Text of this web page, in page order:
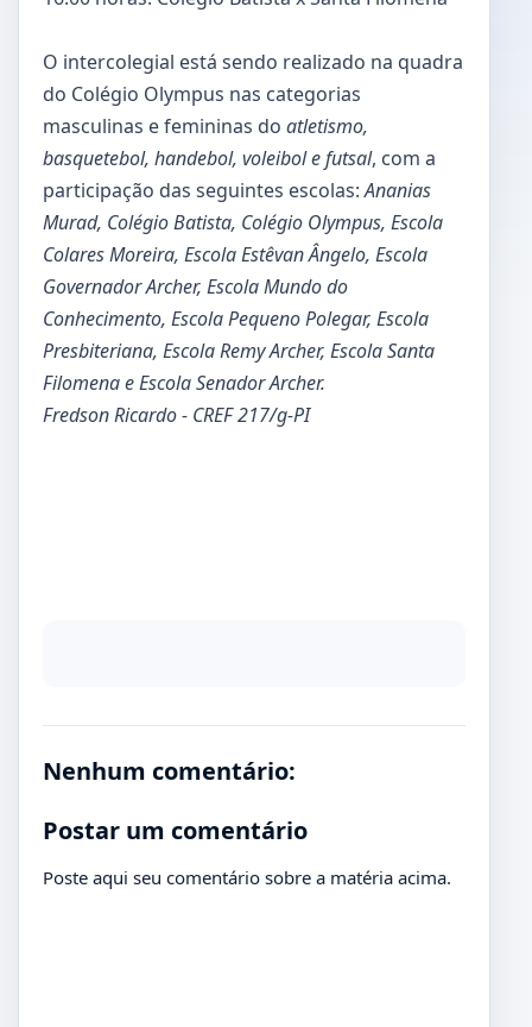
O intercolegial está sendo realizado na quadra
do Colégio Olympus nas categorias
masculinas e femininas do atletismo,
basquetebol, handebol, voleibol e futsal, com a
participação das seguintes escolas:Ananias
Murad, Colégio Batista, Colégio Olympus, Escola
Colares Moreira, Escola Estêvan Ângelo, Escola
Governador Archer, Escola Mundo do
Conhecimento, Escola Pequeno Polegar, Escola
Presbiteriana, Escola Remy Archer, Escola Santa
Filomena e Escola Senador Archer.
Fredson Ricardo - CREF 217/g-PI
Nenhum comentário:
Postar um comentário
Poste aqui seu comentário sobre a matéria acima.